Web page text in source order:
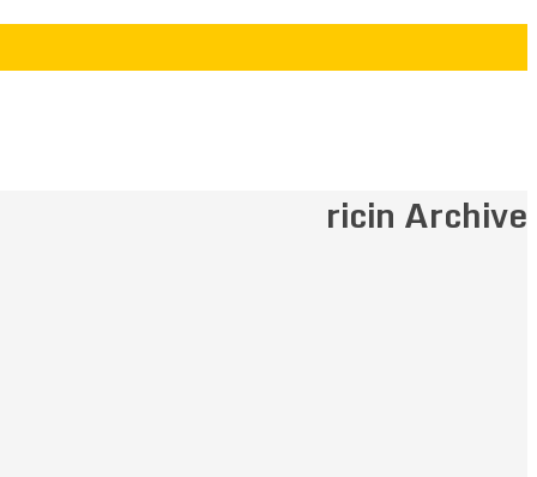
ricin Archive